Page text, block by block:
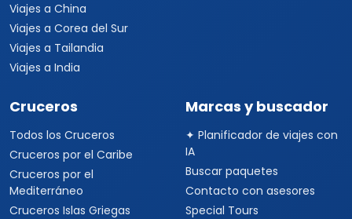
Viajes a China
Viajes a Corea del Sur
Viajes a Tailandia
Viajes a India
Cruceros
Todos los Cruceros
Cruceros por el Caribe
Cruceros por el
Mediterráneo
Cruceros Islas Griegas
Marcas y buscador
✦ Planificador de viajes con
IA
Buscar paquetes
Contacto con asesores
Special Tours